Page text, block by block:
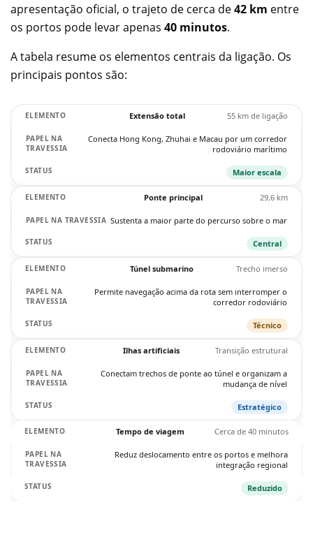
apresentação oficial, o trajeto de cerca de42 km entre
os portos pode levar apenas 40 minutos.
A tabela resume os elementos centrais da ligação. Os
principais pontos são:
Extensão total 55 km de ligação
Conecta Hong Kong, Zhuhai e Macau por um corredor
rodoviário marítimo
Maior escala
Ponte principal 29,6 km
Sustenta a maior parte do percurso sobre o mar
Central
Túnel submarino Trecho imerso
Permite navegação acima da rota sem interromper o
corredor rodoviário
Técnico
Ilhas artificiais Transição estrutural
Conectam trechos de ponte ao túnel e organizam a
mudança de nível
Estratégico
Tempo de viagem Cerca de 40 minutos
Reduz deslocamento entre os portos e melhora
integração regional
Reduzido